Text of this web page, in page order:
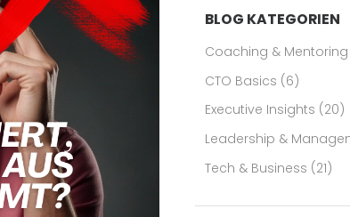
BLOG KATEGORIEN
Coaching & Mentoring
CTO Basics (6)
Executive Insights (20)
Leadership &
Tech & Business (21)